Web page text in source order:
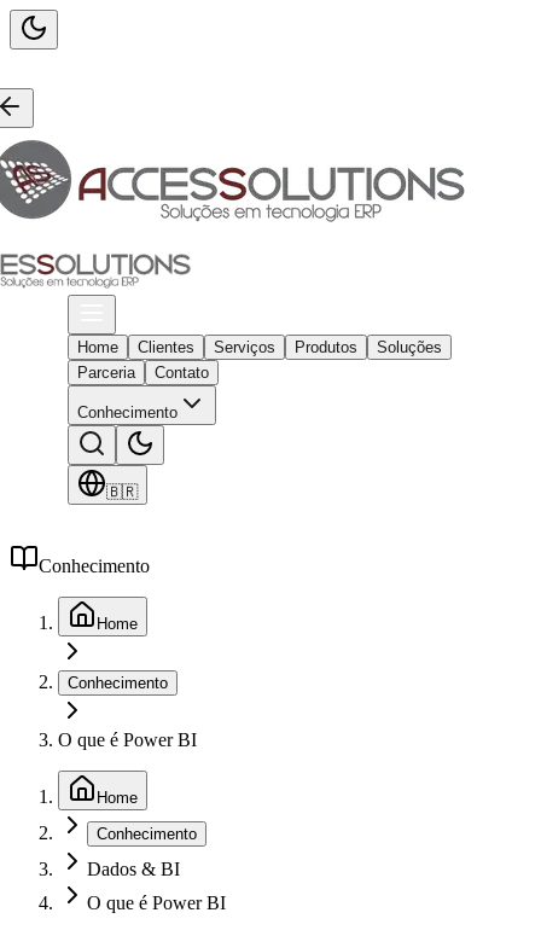
Home Clientes Serviços Produtos
Soluções
Parceria
Contato
Conhecimento
🇧🇷
Conhecimento
Home
Conhecimento
O que é Power BI
Home
Conhecimento
Dados & BI
O que é Power BI